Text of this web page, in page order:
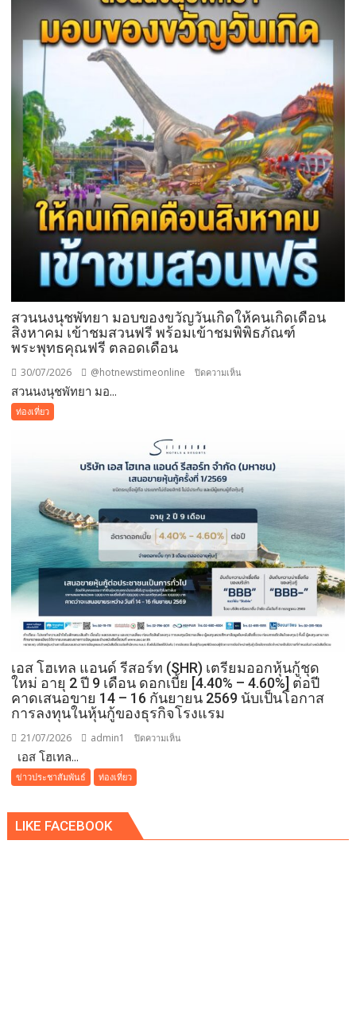
ด้วย
บุฟเฟต์
มื้อ
พร้อม
ล็อบสเตอร์
ภูเก็ต
ย่าง
รส
เลิศ
ณ
แรม
เรดิ
ชาโต
เดอ
สวนนงนุชพัทยา มอบของขวัญวันเกิดให้คนเกิดเดือน
สิงหาคม เข้าชมสวนฟรี พร้อมเข้าชมพิพิธภัณฑ์
พระพุทธคุณฟรี ตลอดเดือน
30/07/2026 @hotnewstimeonline ปิดความเห็น
วัน
เกิด
คน
เกิด
เดือน
สิงหาคม
เข้า
ชม
ฟรี
พร้อม
เข้า
สวนนงนุชพัทยา มอ...
ท่องเที่ยว
เอส โฮเทล แอนด์ รีสอร์ท (SHR) เตรียมออกหุ้นกู้ชุด
ใหม่ อายุ 2 ปี 9 เดือน ดอกเบี้ย [4.40% – 4.60%] ต่อปี
คาดเสนอขาย 14 – 16 กันยายน 2569 นับเป็นโอกาส
การลงทุนในหุ้นกู้ของธุรกิจโรงแรม
21/07/2026 admin1 ปิดความเห็น
(SHR)
เอส โฮเทล...
ข่าวประชาสัมพันธ์ ท่องเที่ยว
LIKE FACEBOOK